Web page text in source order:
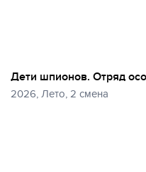
Дети шпионов. Отряд
2026, Лето, 2 смена